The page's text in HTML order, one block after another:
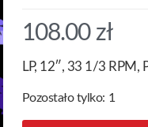
108.00 zł
LP, 12″, 33 1/3 RPM,
Pozostało tylko: 1